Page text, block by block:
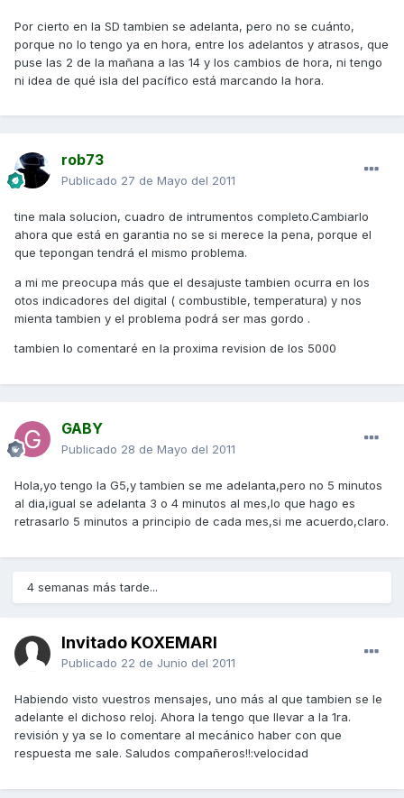
Por cierto en la SD tambien se adelanta, pero no se cuánto,
porque no lo tengo ya en hora, entre los adelantos y atrasos, que
puse las 2 de la mañana a las 14 y los cambios de hora, ni tengo
ni idea de qué isla del pacífico está marcando la hora.
rob73
Publicado 27 de Mayo del 2011
tine mala solucion, cuadro de intrumentos completo.Cambiarlo
ahora que está en garantia no se si merece la pena, porque el
que tepongan tendrá el mismo problema.
a mi me preocupa más que el desajuste tambien ocurra en los
otos indicadores del digital ( combustible, temperatura) y nos
mienta tambien y el problema podrá ser mas gordo .
tambien lo comentaré en la proxima revision de los 5000
GABY
Publicado 28 de Mayo del 2011
Hola,yo tengo la G5,y tambien se me adelanta,pero no 5 minutos
al dia,igual se adelanta 3 o 4 minutos al mes,lo que hago es
retrasarlo 5 minutos a principio de cada mes,si me acuerdo,claro.
4 semanas más tarde...
Invitado KOXEMARI
Publicado 22 de Junio del 2011
Habiendo visto vuestros mensajes, uno más al que tambien se le
adelante el dichoso reloj. Ahora la tengo que llevar a la 1ra.
revisión y ya se lo comentare al mecánico haber con que
respuesta me sale. Saludos compañeros!!:velocidad